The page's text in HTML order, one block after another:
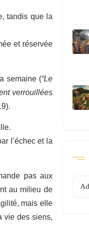
tandis que la
et réservée
semaine (“Le
verrouillées
l’échec et la
pas aux
au milieu de
mais elle
vie des siens,